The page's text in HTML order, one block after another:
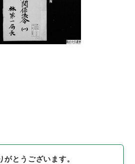
とうございます。